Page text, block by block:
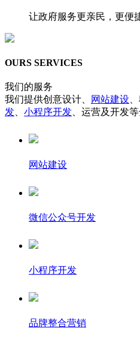
让政府服务更亲民，更便
OURS SERVICES
我们的服务
我们提供创意设计、
网站建设
发
小程序开发 、运营及开发
网站建设
微信公众号开发
小程序开发
品牌整合营销